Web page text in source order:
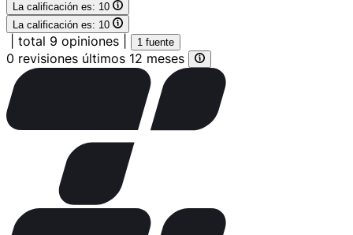
La calificación es: 10
La calificación es: 10
total 9 opiniones 1 fuente
0 revisiones últimos 12 meses